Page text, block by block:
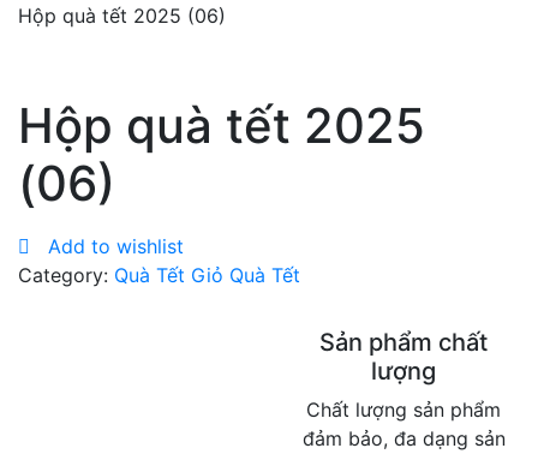
Hộp quà tết 2025 (06)
Hộp quà tết 2025
(06)
Add to wishlist
Category: Quà Tết Giỏ Quà Tết
Sản phẩm chất
lượng
Chất lượng sản phẩm
đảm bảo, đa dạng sản